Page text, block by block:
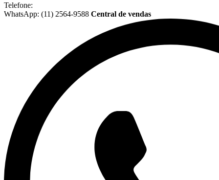
Telefone:
WhatsApp: (11) 2564-9588 Central de vendas